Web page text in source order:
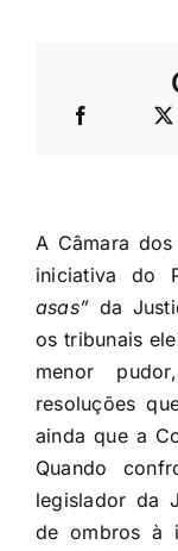
A Câmara
iniciativa do
asas” da
os tribunais
menor
resoluções
ainda que a
Quando
legislador da
de ombros à